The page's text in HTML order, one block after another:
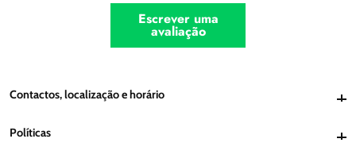
Escrever uma
avaliação
Contactos, localização e horárioContactos, localização e horário
Políticas